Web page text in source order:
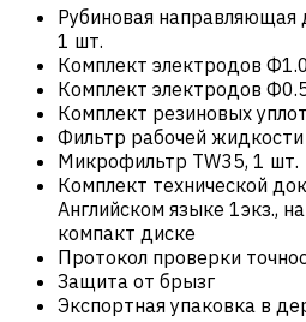
Рубиновая направляющая
1 шт.
Комплект электродов
Комплект электродов
Комплект резиновых
Фильтр рабочей
Микрофильтр TW35, 1 шт.
Комплект технической
Английском языке 1экз.,
компакт диске
Протокол проверки
Защита от брызг
Экспортная упаковка в